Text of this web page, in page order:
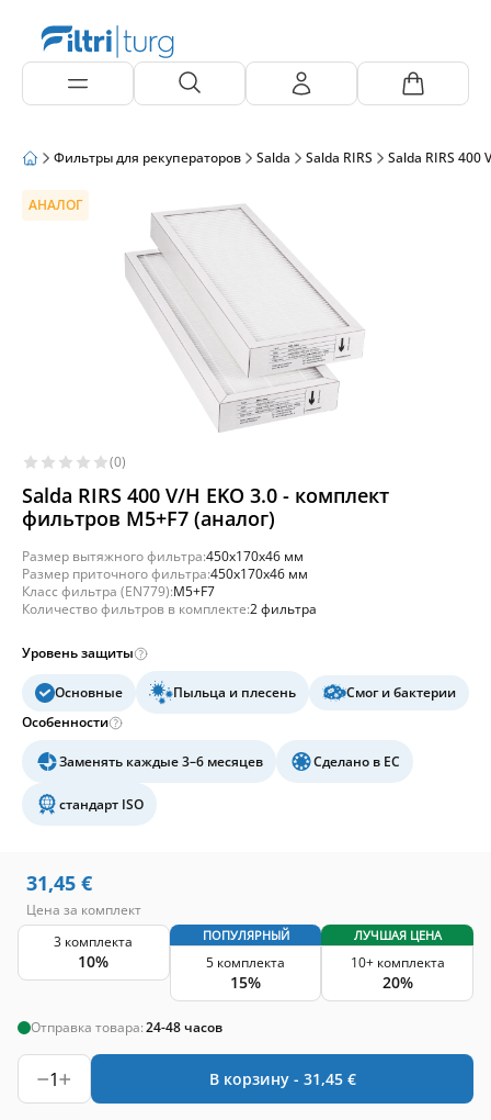
Фильтры для рекуператоров Salda Salda RIRS Salda RIRS 400
АНАЛОГ
(0)
Salda RIRS 400 V/H EKO 3.0 - комплект
фильтров M5+F7 (аналог)
Размер вытяжного фильтра:450x170x46 мм
Размер приточного фильтра:450x170x46 мм
Класс фильтра (EN779):M5+F7
Количество фильтров в комплекте:2 фильтра
Уровень защиты
Основные Пыльца и плесень
Смог и бактерии
Особенности
Заменять каждые 3–6 месяцев Сделано в ЕС
стандарт ISO
31,45 €
Цена за комплект
3 комплекта
10%
ПОПУЛЯРНЫЙ
5 комплекта
15%
ЛУЧШАЯ ЦЕНА
10+ комплекта
20%
Отправка товара:24-48 часов
1 В корзину - 31,45 €